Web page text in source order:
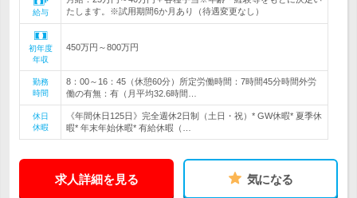
給与
たします。※試用期間6か月あり（待遇変更なし）
初年度
年収
450万円～800万円
勤務
時間
8：00～16：45（休憩60分）所定労働時間：7時間45分時間外労
働の有無：有（月平均32.6時間…
休日
休暇
《年間休日125日》完全週休2日制（土日・祝）* GW休暇* 夏季休
暇* 年末年始休暇* 有給休暇（…
求人詳細を見る 気になる